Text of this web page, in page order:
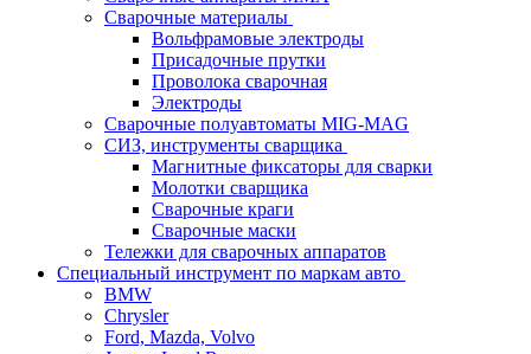
Сварочные материалы
Вольфрамовые электроды
Присадочные прутки
Проволока сварочная
Электроды
Сварочные полуавтоматы MIG-MAG
СИЗ, инструменты сварщика
Магнитные фиксаторы для сварки
Молотки сварщика
Сварочные краги
Сварочные маски
Тележки для сварочных аппаратов
Специальный инструмент по маркам авто
BMW
Chrysler
Ford, Mazda, Volvo